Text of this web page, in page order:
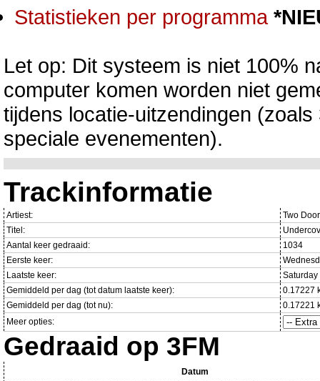
Statistieken per programma
Let op: Dit systeem is niet 100%
computer komen worden niet
tijdens locatie-uitzendingen
speciale evenementen).
Trackinformatie
Artiest:
Two
Titel:
Aantal keer gedraaid:
1034
Eerste keer:
Laatste keer:
Gemiddeld per dag (tot datum laatste keer):
0.17227
Gemiddeld per dag (tot nu):
0.17221
Meer opties:
Gedraaid op 3FM
Datum